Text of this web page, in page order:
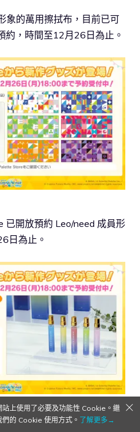
象的萬用擦拭布，目前已可
約，時間至12月26日為止。
已開放預約 Leo/need 成員形
日為止。
上使用了必要及功能性 Cookie。繼
的 Cookie 使用方式。 了解更多→